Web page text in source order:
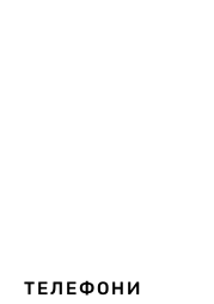
ТЕЛЕФОНИ